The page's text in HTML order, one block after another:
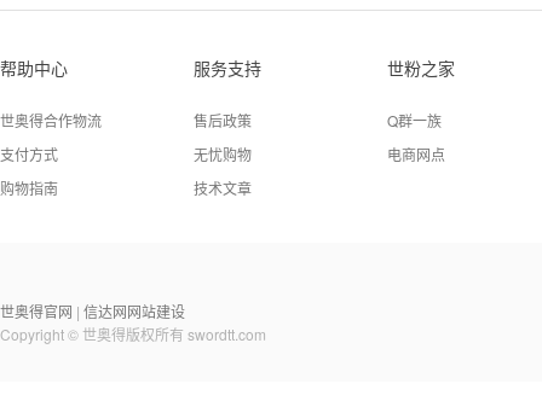
帮助中心
世奥得合作物流
支付方式
购物指南
服务支持
售后政策
无忧购物
技术文章
世粉之家
Q群一族
电商网点
世奥得官网 信达网网站建设
Copyright © 世奥得版权所有 swordtt.com